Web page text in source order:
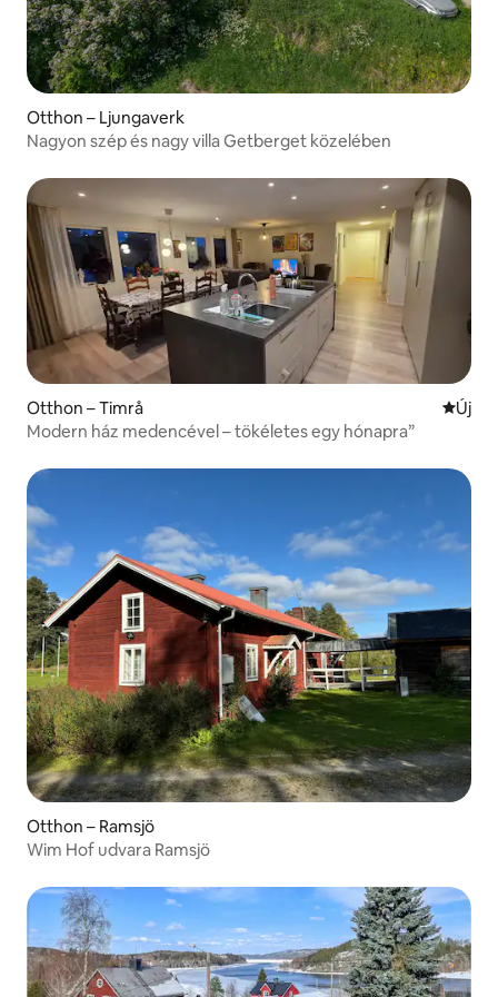
Otthon – Ljungaverk
Nagyon szép és nagy villa Getberget közelében
Otthon – Timrå ÚjÚj
Modern ház medencével – tökéletes egy hónapra”
Otthon – Ramsjö
Wim Hof udvara Ramsjö